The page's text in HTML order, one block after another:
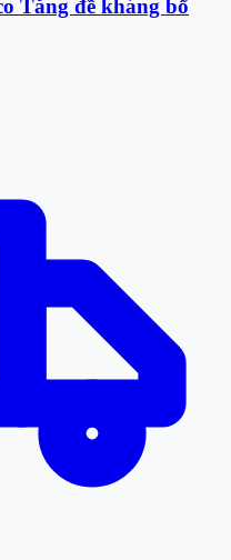
Tăng đề kháng bổ